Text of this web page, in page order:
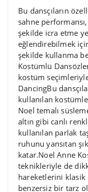
Bu dansçıların
sahne
şekilde icra etme
eğlendirebilmek
şekilde kullanma
Kostümlü
kostüm
DancingBu
kullanılan
Noel temalı
altın gibi canlı
kullanılan parlak
ruhunu yansıtan
katar.Noel Anne
teknikleriyle de
hareketlerini
benzersiz bir tarz